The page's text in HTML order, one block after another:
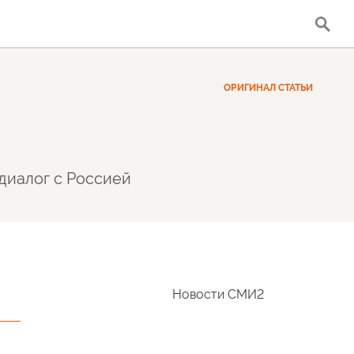
ОРИГИНАЛ СТАТЬИ
с Россией
Новости СМИ2